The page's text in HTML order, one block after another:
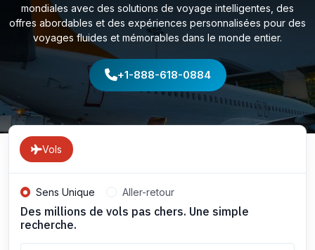
mondiales avec des solutions de voyage intelligentes, des
offres abordables et des expériences personnalisées pour des
voyages fluides et mémorables dans le monde entier.
+1-888-618-0884
Vols
Sens Unique Aller-retour
Des millions de vols pas chers. Une simple
recherche.